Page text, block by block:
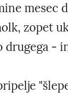
mesec
zopet
drugega -